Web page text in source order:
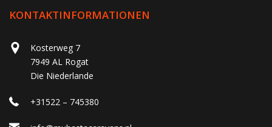
KONTAKTINFORMATIONEN
Kosterweg 7
7949 AL Rogat
Die Niederlande
+31522 – 745380